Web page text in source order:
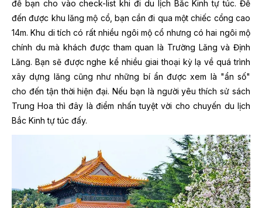
để bạn cho vào check-list khi đi du lịch Bắc Kinh tự túc. Để
đến được khu lăng mộ cổ, bạn cần đi qua một chiếc cổng cao
14m. Khu di tích có rất nhiều ngôi mộ cổ nhưng có hai ngôi mộ
chính du mà khách được tham quan là Trường Lăng và Định
Lăng. Bạn sẽ được nghe kể nhiều giai thoại kỳ lạ về quá trình
xây dựng lăng cũng như những bí ẩn được xem là "ẩn số"
cho đến tận thời hiện đại. Nếu bạn là người yêu thích sử sách
Trung Hoa thì đây là điểm nhấn tuyệt vời cho chuyến du lịch
Bắc Kinh tự túc đấy.